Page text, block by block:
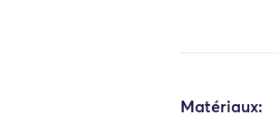
Matériaux: